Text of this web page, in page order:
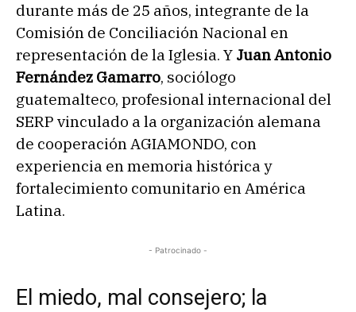
durante más de 25 años, integrante de la
Comisión de Conciliación Nacional en
representación de la Iglesia. Y Juan Antonio
Fernández Gamarro, sociólogo
guatemalteco, profesional internacional del
SERP vinculado a la organización alemana
de cooperación AGIAMONDO, con
experiencia en memoria histórica y
fortalecimiento comunitario en América
Latina.
- Patrocinado -
El miedo, mal consejero; la